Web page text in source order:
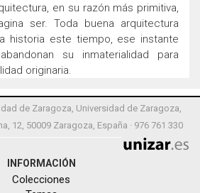
en su razón más primitiva,
ser. Toda buena arquitectura
historia este tiempo, ese instante
su inmaterialidad para
originaria.
de Zaragoza, Universidad de Zaragoza,
12, 50009 Zaragoza, España · 976 761 330
INFORMACIÓN
Colecciones